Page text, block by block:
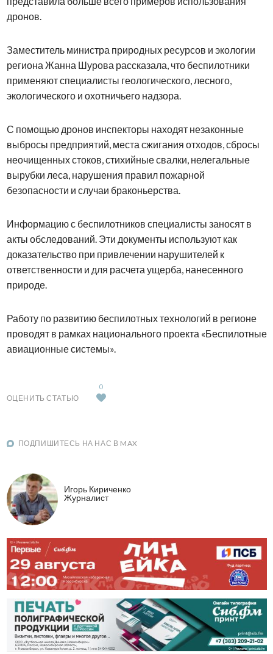
дронов.
Заместитель министра природных ресурсов и экологии
региона Жанна Шурова рассказала, что беспилотники
применяют специалисты геологического, лесного,
экологического и охотничьего надзора.
С помощью дронов инспекторы находят незаконные
выбросы предприятий, места сжигания отходов, сбросы
неочищенных стоков, стихийные свалки, нелегальные
вырубки леса, нарушения правил пожарной
безопасности и случаи браконьерства.
Информацию с беспилотников специалисты заносят в
акты обследований. Эти документы используют как
доказательство при привлечении нарушителей к
ответственности и для расчета ущерба, нанесенного
природе.
Работу по развитию беспилотных технологий в регионе
проводят в рамках национального проекта «Беспилотные
авиационные системы».
ОЦЕНИТЬ СТАТЬЮ
0
ПОДПИШИТЕСЬ НА НАС В MAX
Игорь Кириченко
Журналист